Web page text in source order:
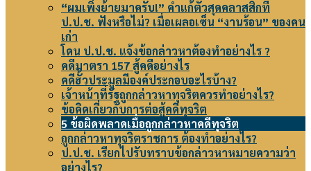
“ผมเพิ่งย้ายมาครับ!” คำแก้ตัวสุดคลาสสิกที่
ป.ป.ช. ฟังหรือไม่? เมื่อเผลอเซ็น “งานร้อน” ของคน
เก่า
โดน ป.ป.ช. แจ้งข้อกล่าวหาต้องทำอย่างไร ?
คดีมาตรา 157 สู้คดีอย่างไร
คดีฮั้วประมูลมีองค์ประกอบอะไรบ้าง?
เจ้าหน้าที่รัฐถูกกล่าวหาทุจริตควรทำอย่างไร?
ข้อคิดเกี่ยวกับการต่อสู้คดีทุจริต
5 ข้อผิดพลาดเมื่อถูกกล่าวหาคดีทุจริต
ถูกกล่าวหาทุจริตราชการ ต้องทำอย่างไร?
ป.ป.ช. เรียกไปรับทราบข้อกล่าวหาหมายความว่า
อย่างไร?